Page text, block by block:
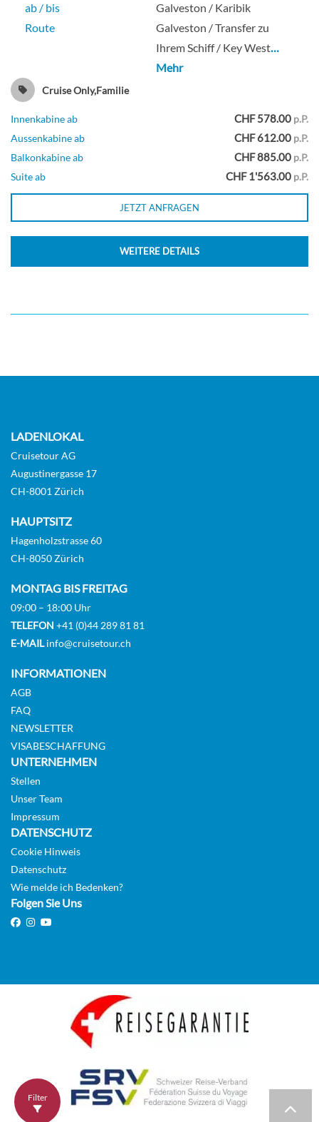
Kabine mit Meerblick (Kategorie
garantiert)-[OV]
Aussenkabine
Kabine mit Bullaugen-[PT]
Cloud 9 Spa Suite-[SS]
Suite (Kategorie garantiert)-[ST]
Suite
Filter
ab / bis
Galveston / Karibik
Route
Galveston / Transfer zu
Ihrem Schiff / Key West…
Mehr
Cruise Only,Familie
Innenkabine ab CHF 578.00 p.P.
Aussenkabine ab
CHF 612.00 p.P.
Balkonkabine ab
CHF 885.00 p.P.
Suite ab
CHF 1'563.00 p.P.
JETZT ANFRAGEN
WEITERE DETAILS
LADENLOKAL
Cruisetour AG
Augustinergasse 17
CH-8001 Zürich
HAUPTSITZ
Hagenholzstrasse 60
CH-8050 Zürich
MONTAG BIS FREITAG
09:00 – 18:00 Uhr
TELEFON +41 (0)44 289 81 81
E-MAILinfo@cruisetour.ch
INFORMATIONEN
AGB
FAQ
NEWSLETTER
VISABESCHAFFUNG
UNTERNEHMEN
Stellen
Unser Team
Impressum
DATENSCHUTZ
Cookie Hinweis
Datenschutz
Wie melde ich Bedenken?
Folgen Sie Uns